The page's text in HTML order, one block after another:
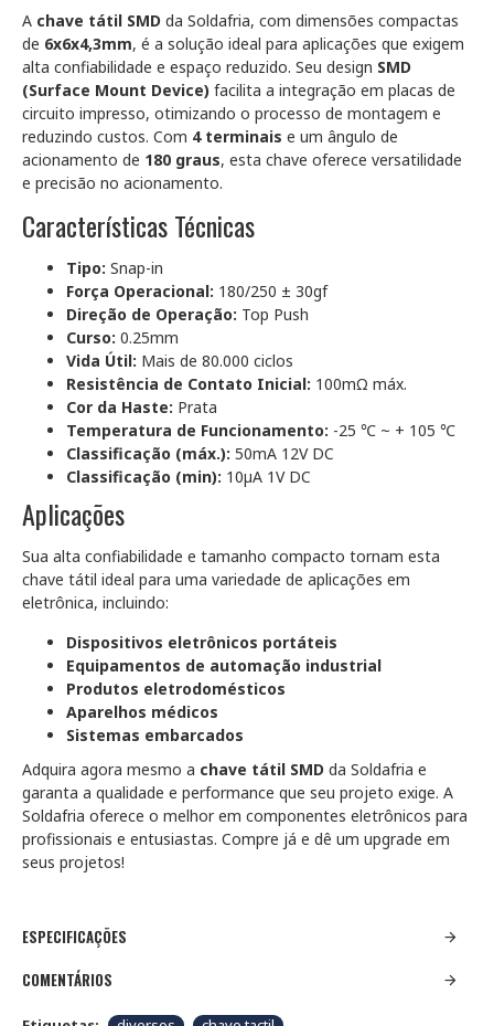
A chave tátil SMD da Soldafria, com dimensões compactas
de 6x6x4,3mm, é a solução ideal para aplicações que exigem
alta confiabilidade e espaço reduzido. Seu design SMD
(Surface Mount Device) facilita a integração em placas de
circuito impresso, otimizando o processo de montagem e
reduzindo custos. Com 4 terminais e um ângulo de
acionamento de 180 graus, esta chave oferece versatilidade
e precisão no acionamento.
Características Técnicas
Tipo: Snap-in
Força Operacional: 180/250 ± 30gf
Direção de Operação: Top Push
Curso: 0.25mm
Vida Útil: Mais de 80.000 ciclos
Resistência de Contato Inicial: 100mΩ máx.
Cor da Haste: Prata
Temperatura de Funcionamento: -25 ℃ ~ + 105 ℃
Classificação (máx.): 50mA 12V DC
Classificação (min): 10µA 1V DC
Aplicações
Sua alta confiabilidade e tamanho compacto tornam esta
chave tátil ideal para uma variedade de aplicações em
eletrônica, incluindo:
Dispositivos eletrônicos portáteis
Equipamentos de automação industrial
Produtos eletrodomésticos
Aparelhos médicos
Sistemas embarcados
Adquira agora mesmo a chave tátil SMD da Soldafria e
garanta a qualidade e performance que seu projeto exige. A
Soldafria oferece o melhor em componentes eletrônicos para
profissionais e entusiastas. Compre já e dê um upgrade em
seus projetos!
ESPECIFICAÇÕES
COMENTÁRIOS